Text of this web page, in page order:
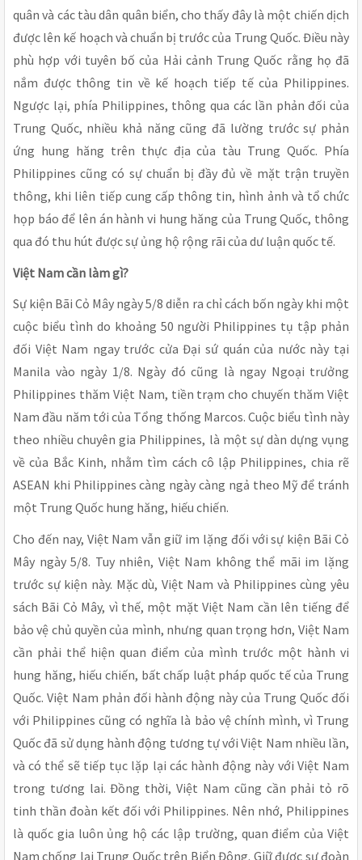
quân và các tàu dân quân biển, cho thấy đây là một chiến dịch
được lên kế hoạch và chuẩn bị trước của Trung Quốc. Điều này
phù hợp với tuyên bố của Hải cảnh Trung Quốc rằng họ đã
nắm được thông tin về kế hoạch tiếp tế của Philippines.
Ngược lại, phía Philippines, thông qua các lần phản đối của
Trung Quốc, nhiều khả năng cũng đã lường trước sự phản
ứng hung hăng trên thực địa của tàu Trung Quốc. Phía
Philippines cũng có sự chuẩn bị đầy đủ về mặt trận truyền
thông, khi liên tiếp cung cấp thông tin, hình ảnh và tổ chức
họp báo để lên án hành vi hung hăng của Trung Quốc, thông
qua đó thu hút được sự ủng hộ rộng rãi của dư luận quốc tế.
Việt Nam cần làm gì?
Sự kiện Bãi Cỏ Mây ngày 5/8 diễn ra chỉ cách bốn ngày khi một
cuộc biểu tình do khoảng 50 người Philippines tụ tập phản
đối Việt Nam ngay trước cửa Đại sứ quán của nước này tại
Manila vào ngày 1/8. Ngày đó cũng là ngay Ngoại trưởng
Philippines thăm Việt Nam, tiền trạm cho chuyến thăm Việt
Nam đầu năm tới của Tổng thống Marcos. Cuộc biểu tình này
theo nhiều chuyên gia Philippines, là một sự dàn dựng vụng
về của Bắc Kinh, nhằm tìm cách cô lập Philippines, chia rẽ
ASEAN khi Philippines càng ngày càng ngả theo Mỹ để tránh
một Trung Quốc hung hăng, hiếu chiến.
Cho đến nay, Việt Nam vẫn giữ im lặng đối với sự kiện Bãi Cỏ
Mây ngày 5/8. Tuy nhiên, Việt Nam không thể mãi im lặng
trước sự kiện này. Mặc dù, Việt Nam và Philippines cùng yêu
sách Bãi Cỏ Mây, vì thế, một mặt Việt Nam cần lên tiếng để
bảo vệ chủ quyền của mình, nhưng quan trọng hơn, Việt Nam
cần phải thể hiện quan điểm của mình trước một hành vi
hung hăng, hiếu chiến, bất chấp luật pháp quốc tế của Trung
Quốc. Việt Nam phản đối hành động này của Trung Quốc đối
với Philippines cũng có nghĩa là bảo vệ chính mình, vì Trung
Quốc đã sử dụng hành động tương tự với Việt Nam nhiều lần,
và có thể sẽ tiếp tục lặp lại các hành động này với Việt Nam
trong tương lai. Đồng thời, Việt Nam cũng cần phải tỏ rõ
tinh thần đoàn kết đối với Philippines. Nên nhớ, Philippines
là quốc gia luôn ủng hộ các lập trường, quan điểm của Việt
Nam chống lại Trung Quốc trên Biển Đông. Giữ được sự đoàn